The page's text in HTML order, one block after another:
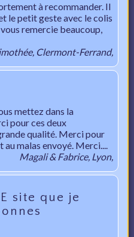
à recommander. Il
le petit geste avec le colis
remercie beaucoup,
Clermont-Ferrand,
mettez dans la
pour ces deux
qualité. Merci pour
malas envoyé. Merci....
Magali & Fabrice, Lyon,
site que je